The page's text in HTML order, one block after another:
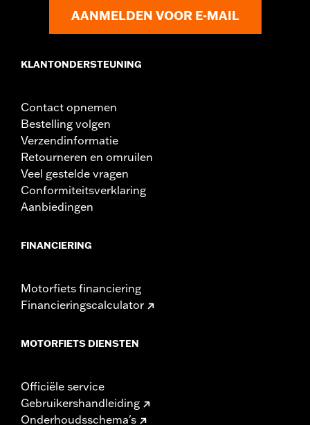
AANMELDEN VOOR E-MAIL
KLANTONDERSTEUNING
Contact opnemen
Bestelling volgen
Verzendinformatie
Retourneren en omruilen
Veel gestelde vragen
Conformiteitsverklaring
Aanbiedingen
FINANCIERING
Motorfiets financiering
Financieringscalculator
MOTORFIETS DIENSTEN
Officiële service
Gebruikershandleiding
Onderhoudsschema's